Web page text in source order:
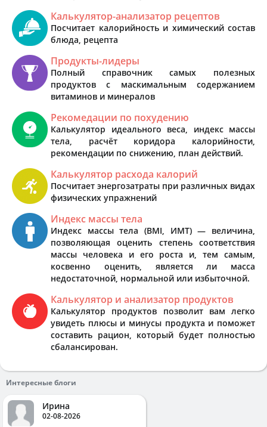
Калькулятор-анализатор рецептов
Посчитает калорийность и химический состав
блюда, рецепта
Продукты-лидеры
Полный справочник самых полезных
продуктов с маскимальным содержанием
витаминов и минералов
Рекомедации по похудению
Калькулятор идеального веса, индекс массы
тела, расчёт коридора калорийности,
рекомендации по снижению, план действий.
Калькулятор расхода калорий
Посчитает энергозатраты при различных видах
физических упражнений
Индекс массы тела
Индекс массы тела (BMI, ИМТ) — величина,
позволяющая оценить степень соответствия
массы человека и его роста и, тем самым,
косвенно оценить, является ли масса
недостаточной, нормальной или избыточной.
Калькулятор и анализатор продуктов
Калькулятор продуктов позволит вам легко
увидеть плюсы и минусы продукта и поможет
составить рацион, который будет полностью
сбалансирован.
Интересные блоги
Ирина
02-08-2026